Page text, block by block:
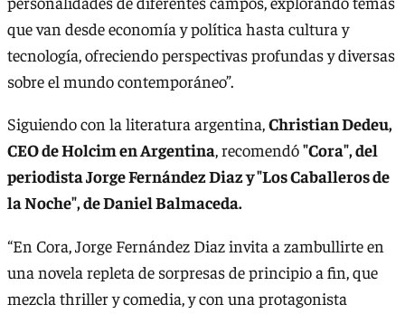
que van desde economía y política hasta cultura y
tecnología, ofreciendo perspectivas profundas y diversas
sobre el mundo contemporáneo”.
Siguiendo con la literatura argentina,Christian Dedeu,
CEO de Holcim en Argentina, recomendó"Cora", del
periodista Jorge Fernández Diaz y "Los Caballeros de
la Noche", de Daniel Balmaceda.
“En Cora, Jorge Fernández Diaz invita a zambullirte en
una novela repleta de sorpresas de principio a fin, que
mezcla thriller y comedia, y con una protagonista